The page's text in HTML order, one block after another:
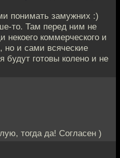
понимать замужних :)
то. Там перед ним не
некоего коммерческого и
но и сами всяческие
будут готовы колено и не
тогда да! Согласен )